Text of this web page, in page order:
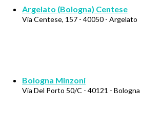
Argelato (Bologna) Centese
Via Centese, 157 - 40050 - Argelato
Bologna Minzoni
Via Del Porto 50/C - 40121 - Bologna